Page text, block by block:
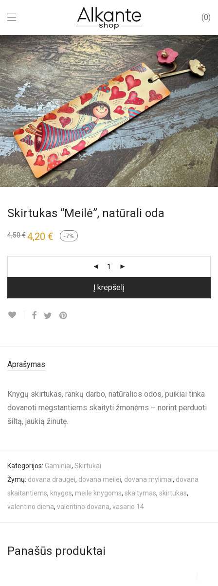
0
Skirtukas “Meilė”, natūrali oda
4,50€ Original
price
4,50 €.
4,20 € Current
price
4,20 €.
-7%
Į krepšelį
Aprašymas
Knygų skirtukas, rankų darbo, natūralios odos, puikiai tinka
dovanoti mėgstantiems skaityti žmonėms – norint perduoti
šiltą, jaukią žinutę.
Kategorijos: Gaminiai, Skirtukai
Žymų: dovana draugei, dovana meilei, dovana mylimai, dovana
skaitantiems, knygos, meile knygoms, skaitymas, skirtukas,
valentino diena, valentino dovana, vasario 14
Panašūs produktai